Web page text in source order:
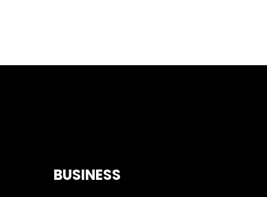
BUSINESS